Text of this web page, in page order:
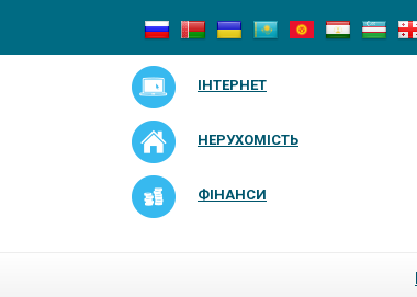
ІНТЕРНЕТ
НЕРУХОМІСТЬ
ФІНАНСИ